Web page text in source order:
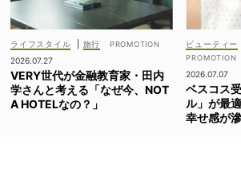
ライフスタイル
旅行
2026.07.27
VERY世代が金融教育家・田内
学さんと考える「なぜ今、NOT
A HOTELなの？」
ビューティー
2026.07.07
ベスコス
ル」が最
幸せ感が